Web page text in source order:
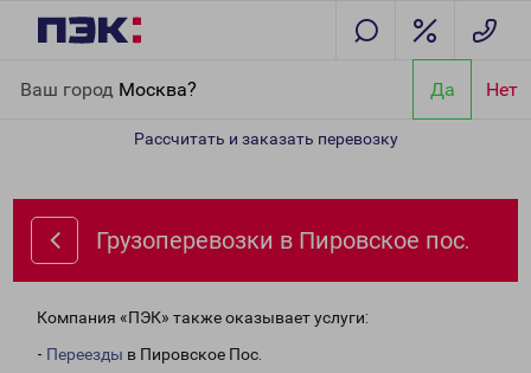
Ваш город Москва? Да Нет
Рассчитать и заказать перевозку
Грузоперевозки в Пировское пос.
Компания «ПЭК» также оказывает услуги:
- Переезды в Пировское Пос.